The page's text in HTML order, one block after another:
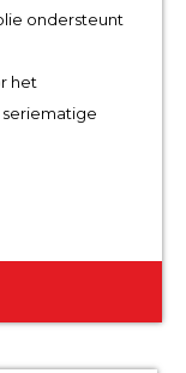
ondersteunt
het